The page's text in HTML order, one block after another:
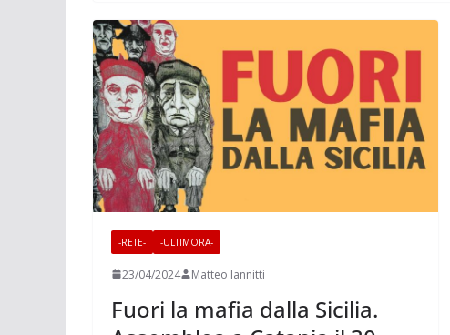
-RETE- -ULTIMORA-
23/04/2024 Matteo Iannitti
Fuori la mafia dalla Sicilia.